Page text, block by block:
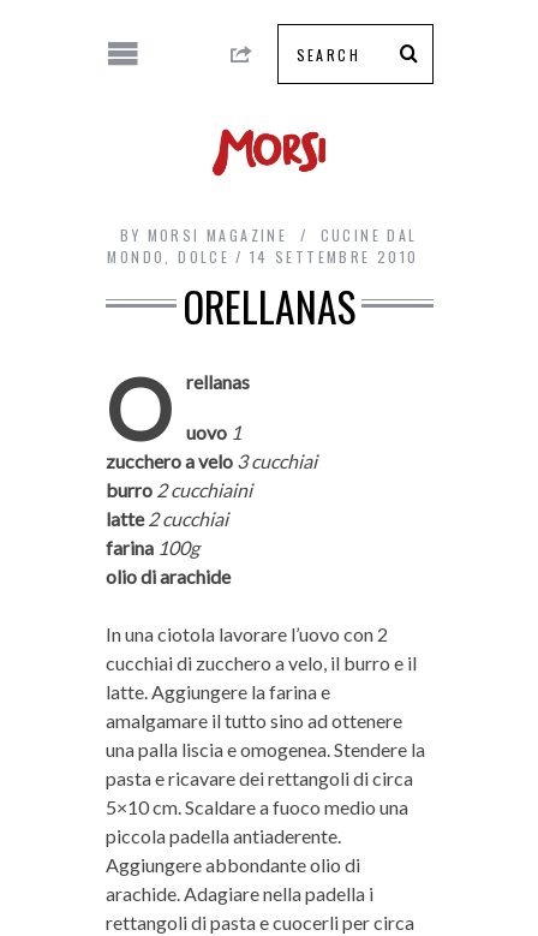
BY MORSI MAGAZINE
CUCINE DAL
MONDO,DOLCE 14 SETTEMBRE 2010
ORELLANAS
O rellanas
uovo 1
zucchero a velo 3 cucchiai
burro 2 cucchiaini
latte 2 cucchiai
farina 100g
olio di arachide
In una ciotola lavorare l’uovo con 2
cucchiai di zucchero a velo, il burro e il
latte. Aggiungere la farina e
amalgamare il tutto sino ad ottenere
una palla liscia e omogenea. Stendere la
pasta e ricavare dei rettangoli di circa
5×10 cm. Scaldare a fuoco medio una
piccola padella antiaderente.
Aggiungere abbondante olio di
arachide. Adagiare nella padella i
rettangoli di pasta e cuocerli per circa